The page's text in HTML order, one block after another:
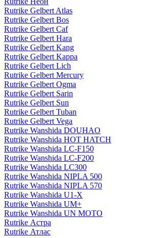
Rutrike Gelbert Atlas
Rutrike Gelbert Bos
Rutrike Gelbert Caf
Rutrike Gelbert Hara
Rutrike Gelbert Kang
Rutrike Gelbert Kappa
Rutrike Gelbert Lich
Rutrike Gelbert Mercury
Rutrike Gelbert Ogma
Rutrike Gelbert Sarin
Rutrike Gelbert Sun
Rutrike Gelbert Tuban
Rutrike Gelbert Vega
Rutrike Wanshida DOUHAO
Rutrike Wanshida HOT HATCH
Rutrike Wanshida LC-F150
Rutrike Wanshida LC-F200
Rutrike Wanshida LC300
Rutrike Wanshida NIPLA 500
Rutrike Wanshida NIPLA 570
Rutrike Wanshida U1-X
Rutrike Wanshida UM+
Rutrike Wanshida UN MOTO
Rutrike Астра
Rutrike Атлас